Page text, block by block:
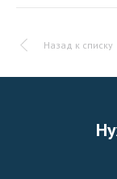
Назад к списку